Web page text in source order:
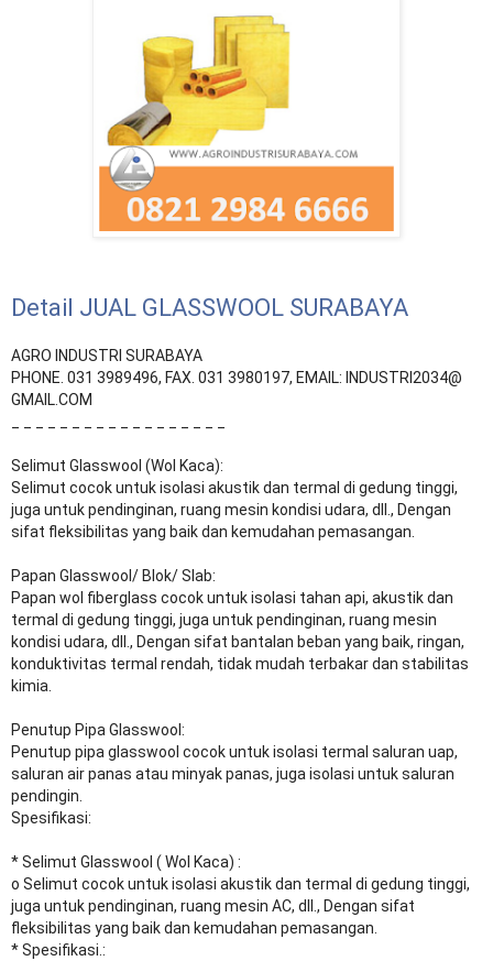
Detail JUAL GLASSWOOL SURABAYA
AGRO INDUSTRI SURABAYA
PHONE. 031 3989496, FAX. 031 3980197, EMAIL: INDUSTRI2034@
GMAIL.COM
Selimut Glasswool (Wol Kaca):
Selimut cocok untuk isolasi akustik dan termal di gedung tinggi,
juga untuk pendinginan, ruang mesin kondisi udara, dll., Dengan
sifat fleksibilitas yang baik dan kemudahan pemasangan.
Papan Glasswool/ Blok/ Slab:
Papan wol fiberglass cocok untuk isolasi tahan api, akustik dan
termal di gedung tinggi, juga untuk pendinginan, ruang mesin
kondisi udara, dll., Dengan sifat bantalan beban yang baik, ringan,
konduktivitas termal rendah, tidak mudah terbakar dan stabilitas
kimia.
Penutup Pipa Glasswool:
Penutup pipa glasswool cocok untuk isolasi termal saluran uap,
saluran air panas atau minyak panas, juga isolasi untuk saluran
pendingin.
Spesifikasi:
* Selimut Glasswool ( Wol Kaca) :
o Selimut cocok untuk isolasi akustik dan termal di gedung tinggi,
juga untuk pendinginan, ruang mesin AC, dll., Dengan sifat
fleksibilitas yang baik dan kemudahan pemasangan.
* Spesifikasi.: